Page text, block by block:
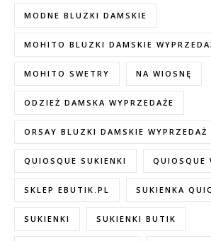
MODNE BLUZKI DAMSKIE
MOHITO BLUZKI DAMSKIE
MOHITO SWETRY NA WIOSNĘ
ODZIEŻ DAMSKA WYPRZEDAŻE
ORSAY BLUZKI DAMSKIE WYPRZEDAŻ
QUIOSQUE SUKIENKI QUIOSQUE
SKLEP EBUTIK.PL SUKIENKA
SUKIENKI SUKIENKI BUTIK